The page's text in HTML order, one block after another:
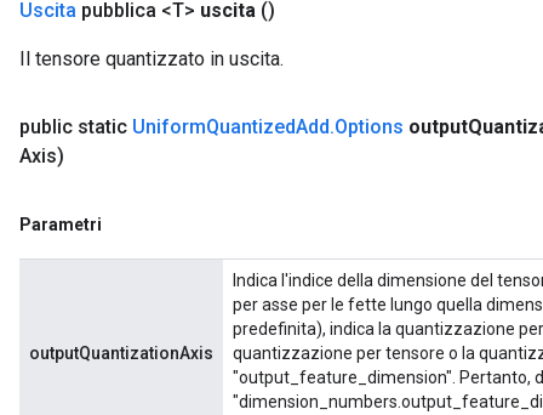
Uscita pubblica <T> uscita ()
Il tensore quantizzato in uscita.
public static UniformQuantizedAdd.Options output
Axis)
Parametri
outputQuantizationAxis
Indica l'indice della dimensione del
per asse per le fette lungo quella
predefinita), indica la quantizzazione
quantizzazione per tensore o la
"output_feature_dimension". Pertanto,